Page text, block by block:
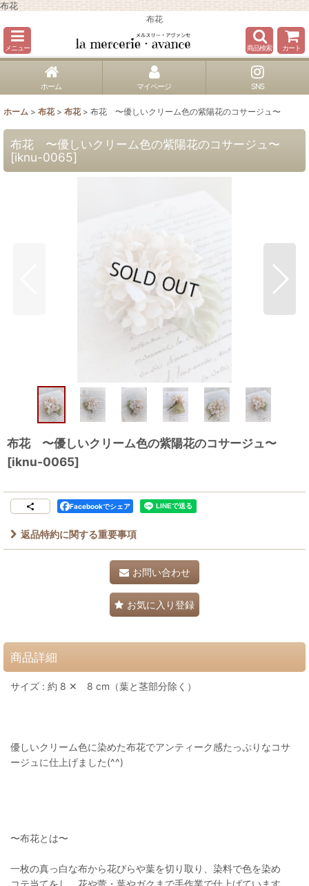
布花
布花
メニュー 商品検索 カート
ホーム マイページ SNS
ホーム > 布花 > 布花 > 布花 〜優しいクリーム色の紫陽花のコサージュ〜
布花 〜優しいクリーム色の紫陽花のコサージュ〜
[iknu-0065]
布花 〜優しいクリーム色の紫陽花のコサージュ〜
[iknu-0065]
Facebookでシェア
返品特約に関する重要事項
お問い合わせ
お気に入り登録
商品詳細
サイズ : 約 8 ✕ 8 cm（葉と茎部分除く）
優しいクリーム色に染めた布花でアンティーク感たっぷりなコサ
ージュに仕上げました(^^)
〜布花とは〜
一枚の真っ白な布から花びらや葉を切り取り、染料で色を染め
コテ当てをし、花や蕾・葉やガクまで手作業で仕上げています。